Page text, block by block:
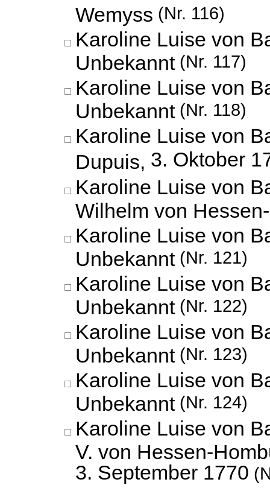
Wemyss (Nr. 116)
Karoline Luise von
Unbekannt (Nr. 117)
Karoline Luise von
Unbekannt (Nr. 118)
Karoline Luise von
Dupuis, 3. Oktober
Karoline Luise von
Wilhelm von
Karoline Luise von
Unbekannt (Nr. 121)
Karoline Luise von
Unbekannt (Nr. 122)
Karoline Luise von
Unbekannt (Nr. 123)
Karoline Luise von
Unbekannt (Nr. 124)
Karoline Luise von
V. von Hessen-
3. September 1770